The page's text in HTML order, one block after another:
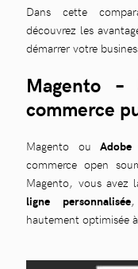
Dans cette
découvrez les
démarrer votre
Magento –
commerce
Magento ouAdobe
commerce open
Magento, vous avez
ligne personnalisée
hautement optimisée